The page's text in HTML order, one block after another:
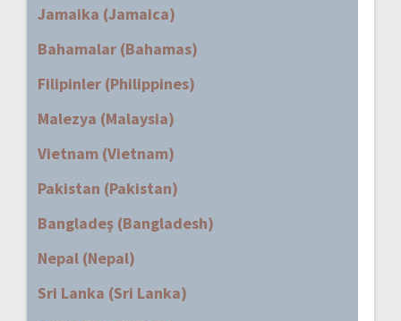
Jamaika (Jamaica)
Bahamalar (Bahamas)
Filipinler (Philippines)
Malezya (Malaysia)
Vietnam (Vietnam)
Pakistan (Pakistan)
Bangladeş (Bangladesh)
Nepal (Nepal)
Sri Lanka (Sri Lanka)